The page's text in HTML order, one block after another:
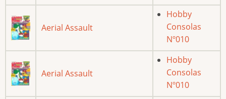
Aerial Assault
Hobby
Consolas
Nº010
Aerial Assault
Hobby
Consolas
Nº010